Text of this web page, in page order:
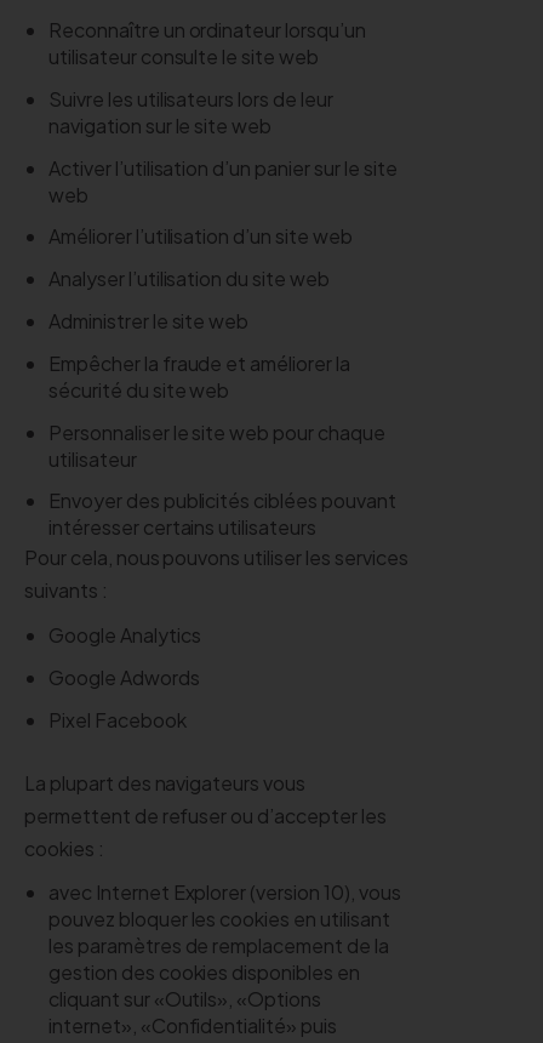
Reconnaître un ordinateur lorsqu’un
utilisateur consulte le site web
Suivre les utilisateurs lors de leur
navigation sur le site web
Activer l’utilisation d’un panier sur le site
web
Améliorer l’utilisation d’un site web
Analyser l’utilisation du site web
Administrer le site web
Empêcher la fraude et améliorer la
sécurité du site web
Personnaliser le site web pour chaque
utilisateur
Envoyer des publicités ciblées pouvant
intéresser certains utilisateurs
Pour cela, nous pouvons utiliser les services
suivants :
Google Analytics
Google Adwords
Pixel Facebook
La plupart des navigateurs vous
permettent de refuser ou d’accepter les
cookies :
avec Internet Explorer (version 10), vous
pouvez bloquer les cookies en utilisant
les paramètres de remplacement de la
gestion des cookies disponibles en
cliquant sur «Outils», «Options
internet», «Confidentialité» puis